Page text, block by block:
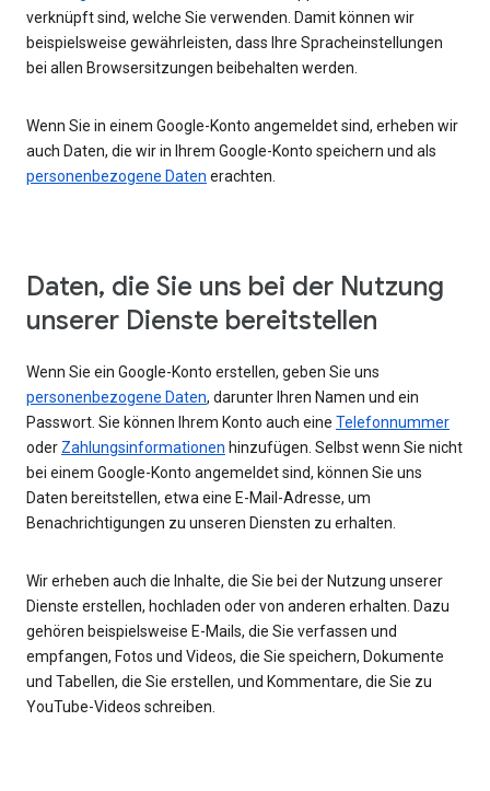
verknüpft sind, welche Sie verwenden. Damit können wir
beispielsweise gewährleisten, dass Ihre Spracheinstellungen
bei allen Browsersitzungen beibehalten werden.
Wenn Sie in einem Google-Konto angemeldet sind, erheben wir
auch Daten, die wir in Ihrem Google-Konto speichern und als
personenbezogene Daten erachten.
Daten, die Sie uns bei der Nutzung
unserer Dienste bereitstellen
Wenn Sie ein Google-Konto erstellen, geben Sie uns
personenbezogene Daten, darunter Ihren Namen und ein
Passwort. Sie können Ihrem Konto auch eine Telefonnummer
oder Zahlungsinformationen hinzufügen. Selbst wenn Sie nicht
bei einem Google-Konto angemeldet sind, können Sie uns
Daten bereitstellen, etwa eine E-Mail-Adresse, um
Benachrichtigungen zu unseren Diensten zu erhalten.
Wir erheben auch die Inhalte, die Sie bei der Nutzung unserer
Dienste erstellen, hochladen oder von anderen erhalten. Dazu
gehören beispielsweise E-Mails, die Sie verfassen und
empfangen, Fotos und Videos, die Sie speichern, Dokumente
und Tabellen, die Sie erstellen, und Kommentare, die Sie zu
YouTube-Videos schreiben.